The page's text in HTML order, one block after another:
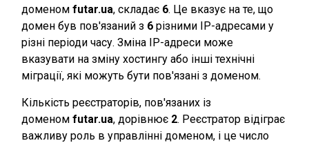
доменом futar.ua, складає 6. Це вказує на те, що
домен був пов'язаний з 6 різними IP-адресами у
різні періоди часу. Зміна IP-адреси може
вказувати на зміну хостингу або інші технічні
міграції, які можуть бути пов'язані з доменом.
Кількість реєстраторів, пов'язаних із
доменом futar.ua, дорівнює 2. Реєстратор відіграє
важливу роль в управлінні доменом, і це число